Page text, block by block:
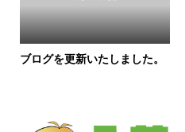
ブログを更新いたしました。